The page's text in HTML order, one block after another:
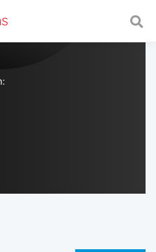
with a fast and